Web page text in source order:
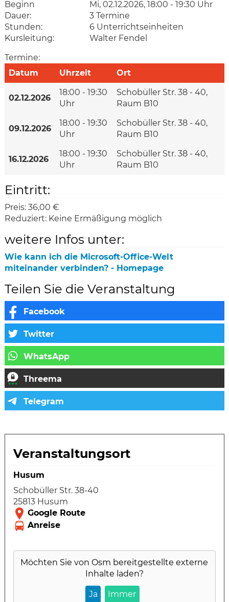
Beginn
Mi, 02.12.2026, 18:00 - 19:30 Uhr
Dauer:
3 Termine
Stunden:
6 Unterrichtseinheiten
Kursleitung:
Walter Fendel
Termine:
Datum
Uhrzeit Ort
02.12.2026
18:00 - 19:30
Uhr
Schobüller Str. 38 - 40,
Raum B10
09.12.2026
18:00 - 19:30
Uhr
Schobüller Str. 38 - 40,
Raum B10
16.12.2026
18:00 - 19:30
Uhr
Schobüller Str. 38 - 40,
Raum B10
Eintritt:
Preis: 36,00 €
Reduziert: Keine Ermäßigung möglich
weitere Infos unter:
Wie kann ich die Microsoft-Office-Welt
miteinander verbinden? - Homepage
Teilen Sie die Veranstaltung
Veranstaltungsort
Husum
Schobüller Str. 38-40
25813 Husum
Möchten Sie vonOsm bereitgestellte externe
Inhalte laden?
Ja Immer